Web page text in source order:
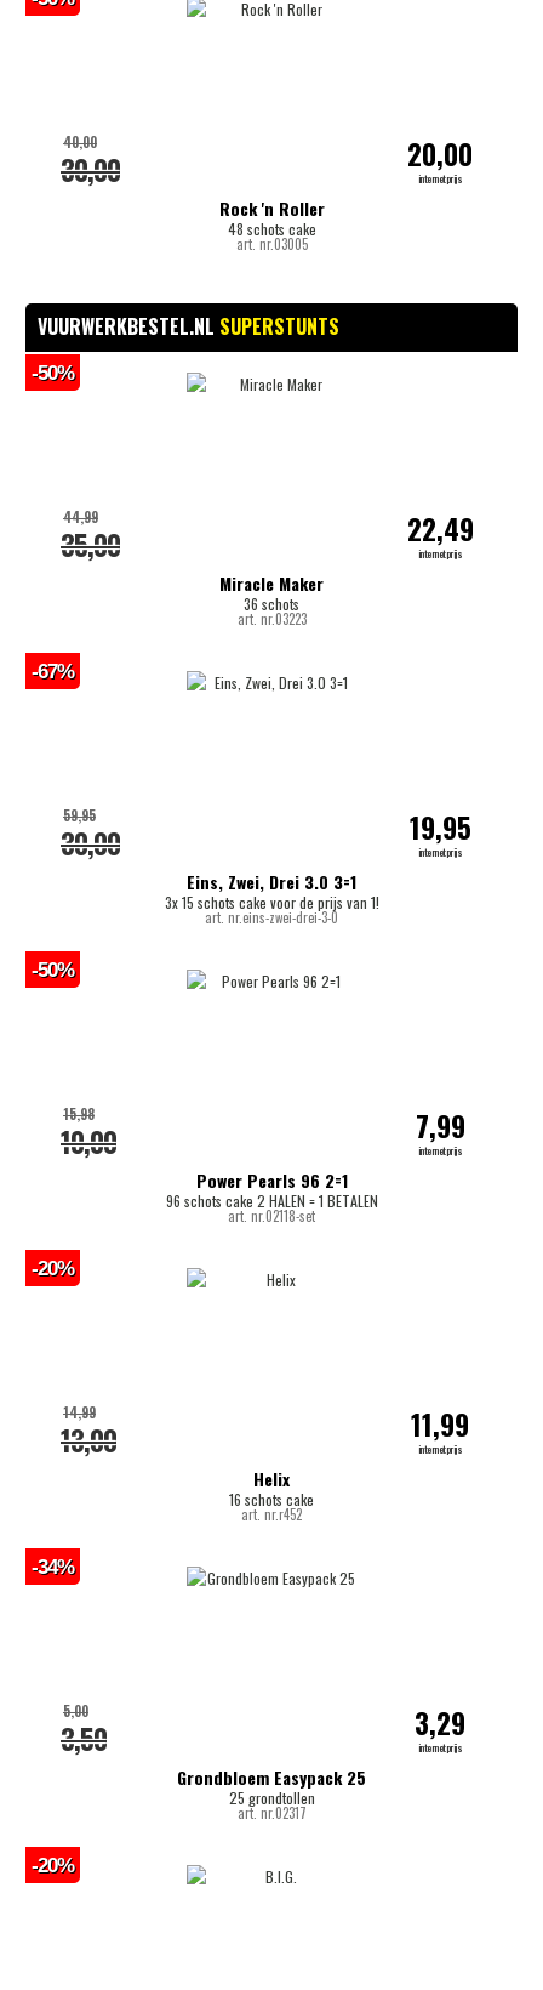
Rock 'n Roller
48 schots cake
art. nr.03005
30,00
40,00 20,00
internetprijs
VUURWERKBESTEL.NL SUPERSTUNTS
Miracle Maker
36 schots
art. nr.03223
35,00
44,99 22,49
internetprijs
-50%
Eins, Zwei, Drei 3.0 3=1
3x 15 schots cake voor de prijs van 1!
art. nr.eins-zwei-drei-3-0
30,00
59,95 19,95
internetprijs
-67%
Power Pearls 96 2=1
96 schots cake 2 HALEN = 1 BETALEN
art. nr.02118-set
10,00
15,98 7,99
internetprijs
-50%
Helix
16 schots cake
art. nr.r452
13,00
14,99 11,99
internetprijs
-20%
Grondbloem Easypack 25
25 grondtollen
art. nr.02317
3,50
5,00 3,29
internetprijs
-34%
-20%